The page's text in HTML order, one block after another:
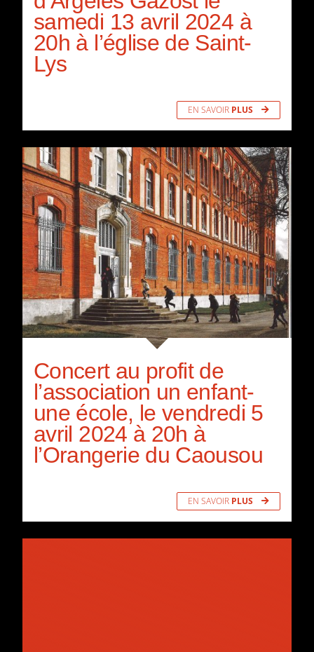
samedi 13 avril 2024 à
20h à l’église de Saint-
Lys
EN SAVOIR PLUS
Concert au profit de
l’association un enfant-
une école, le vendredi 5
avril 2024 à 20h à
l’Orangerie du Caousou
EN SAVOIR PLUS